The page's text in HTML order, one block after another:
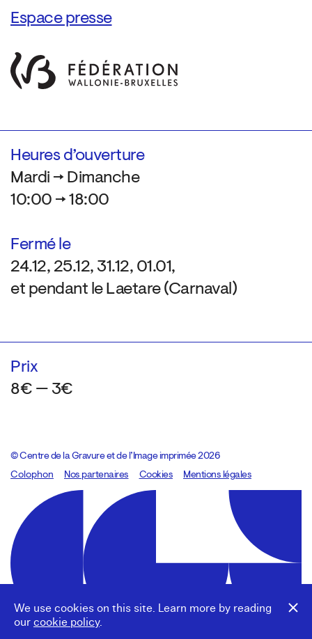
We use cookies on this site. Learn more by reading
our cookie policy.
Espace presse
Heures d’ouverture
Mardi → Dimanche
10:00 → 18:00
Fermé le
24.12, 25.12, 31.12, 01.01,
et pendant le Laetare (Carnaval)
Prix
8€ — 3€
© Centre de la Gravure et de l’Image imprimée 2026
Colophon
Design:Marcel Kaczmarek, code:8080.studio
Nos partenaires Cookies Mentions légales